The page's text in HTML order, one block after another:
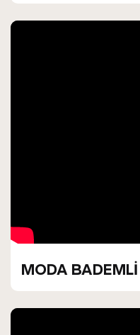
MODA BADEMLİ